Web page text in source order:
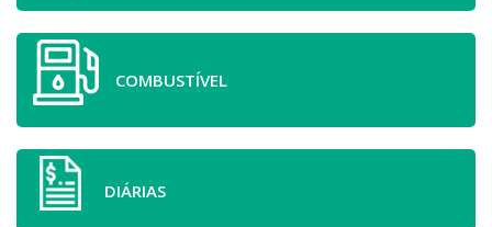
COMBUSTÍVEL
DIÁRIAS